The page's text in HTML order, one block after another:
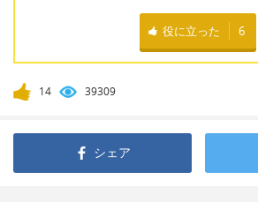
役に立った 6
14 39309
シェア